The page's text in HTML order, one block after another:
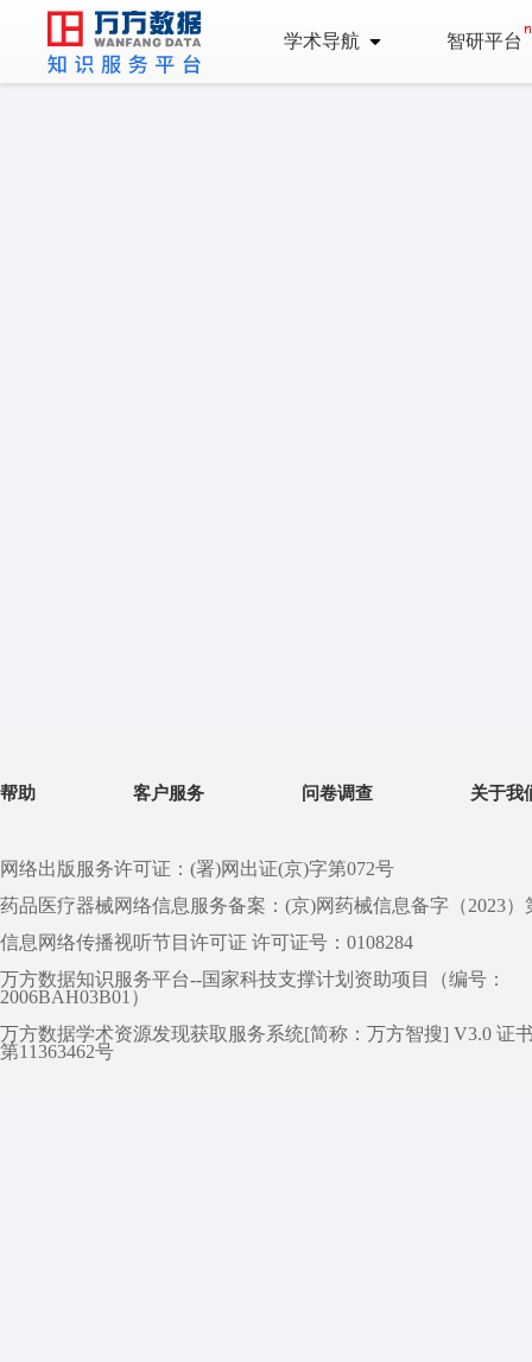
学术导航 智研平台
帮助 客户服务 问卷调查 关于我
网络出版服务许可证：(署)网出证(京)字第072号
药品医疗器械网络信息服务备案：(京)网药械信息备字（2023）
信息网络传播视听节目许可证 许可证号：0108284
万方数据知识服务平台--国家科技支撑计划资助项目（编号：
2006BAH03B01）
万方数据学术资源发现获取服务系统[简称：万方智搜] V3.0 证
第11363462号